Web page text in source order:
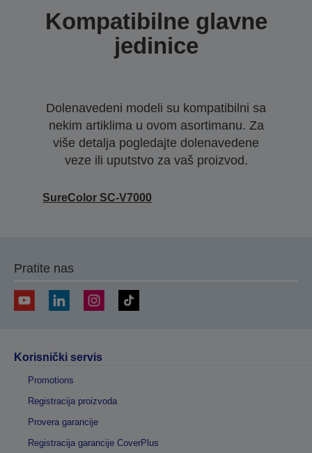
Kompatibilne glavne
jedinice
Dolenavedeni modeli su kompatibilni sa
nekim artiklima u ovom asortimanu. Za
više detalja pogledajte dolenavedene
veze ili uputstvo za vaš proizvod.
SureColor SC-V7000
Pratite nas
Korisnički servis
Promotions
Registracija proizvoda
Provera garancije
Registracija garancije CoverPlus